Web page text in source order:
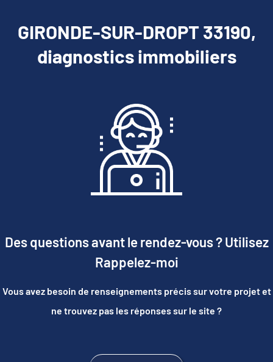
GIRONDE-SUR-DROPT 33190,
diagnostics immobiliers
Des questions avant le rendez-vous ? Utilisez
Rappelez-moi
Vous avez besoin de renseignements précis sur votre projet et
ne trouvez pas les réponses sur le site ?